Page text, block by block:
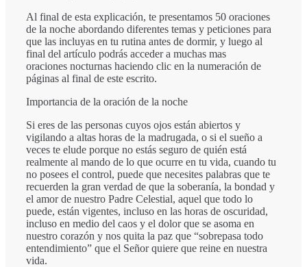
Al final de esta explicación, te presentamos 50 oraciones
de la noche abordando diferentes temas y peticiones para
que las incluyas en tu rutina antes de dormir, y luego al
final del artículo podrás acceder a muchas mas
oraciones nocturnas haciendo clic en la numeración de
páginas al final de este escrito.
Importancia de la oración de la noche
Si eres de las personas cuyos ojos están abiertos y
vigilando a altas horas de la madrugada, o si el sueño a
veces te elude porque no estás seguro de quién está
realmente al mando de lo que ocurre en tu vida, cuando tu
no posees el control, puede que necesites palabras que te
recuerden la gran verdad de que la soberanía, la bondad y
el amor de nuestro Padre Celestial, aquel que todo lo
puede, están vigentes, incluso en las horas de oscuridad,
incluso en medio del caos y el dolor que se asoma en
nuestro corazón y nos quita la paz que “sobrepasa todo
entendimiento” que el Señor quiere que reine en nuestra
vida.